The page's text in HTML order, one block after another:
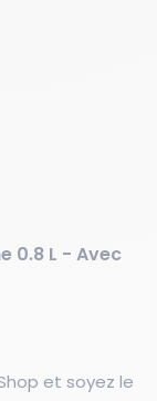
0.8 L - Avec
et soyez le